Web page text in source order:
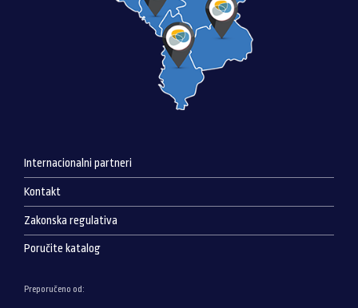
Internacionalni partneri
Kontakt
Zakonska regulativa
Poručite katalog
Preporučeno od: